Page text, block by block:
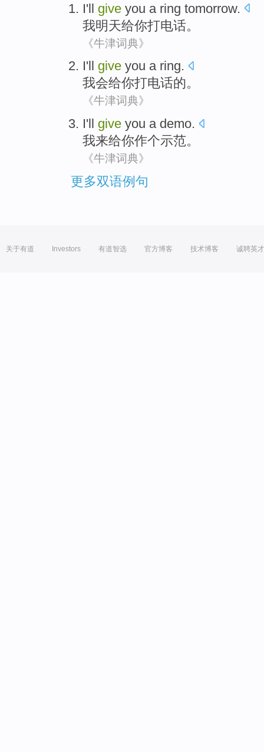
I'll give you a ring tomorrow.
我明天给你打电话。
《牛津词典》
I'll give you a ring.
我会给你打电话的。
《牛津词典》
I'll give you a demo.
我来给你作个示范。
《牛津词典》
更多双语例句
关于有道 Investors 有道智选 官方博客 技术博客 诚聘英才